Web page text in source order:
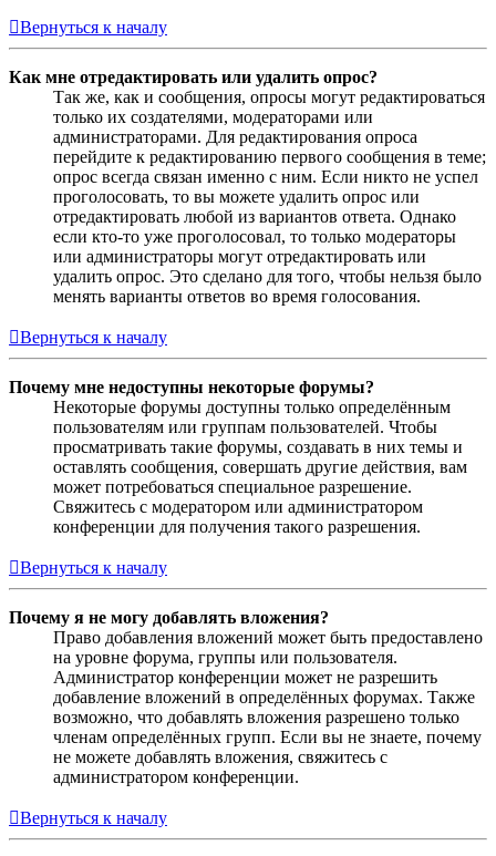
Вернуться к началу
Как мне отредактировать или удалить опрос?
Так же, как и сообщения, опросы могут редактироваться
только их создателями, модераторами или
администраторами. Для редактирования опроса
перейдите к редактированию первого сообщения в теме;
опрос всегда связан именно с ним. Если никто не успел
проголосовать, то вы можете удалить опрос или
отредактировать любой из вариантов ответа. Однако
если кто-то уже проголосовал, то только модераторы
или администраторы могут отредактировать или
удалить опрос. Это сделано для того, чтобы нельзя было
менять варианты ответов во время голосования.
Вернуться к началу
Почему мне недоступны некоторые форумы?
Некоторые форумы доступны только определённым
пользователям или группам пользователей. Чтобы
просматривать такие форумы, создавать в них темы и
оставлять сообщения, совершать другие действия, вам
может потребоваться специальное разрешение.
Свяжитесь с модератором или администратором
конференции для получения такого разрешения.
Вернуться к началу
Почему я не могу добавлять вложения?
Право добавления вложений может быть предоставлено
на уровне форума, группы или пользователя.
Администратор конференции может не разрешить
добавление вложений в определённых форумах. Также
возможно, что добавлять вложения разрешено только
членам определённых групп. Если вы не знаете, почему
не можете добавлять вложения, свяжитесь с
администратором конференции.
Вернуться к началу